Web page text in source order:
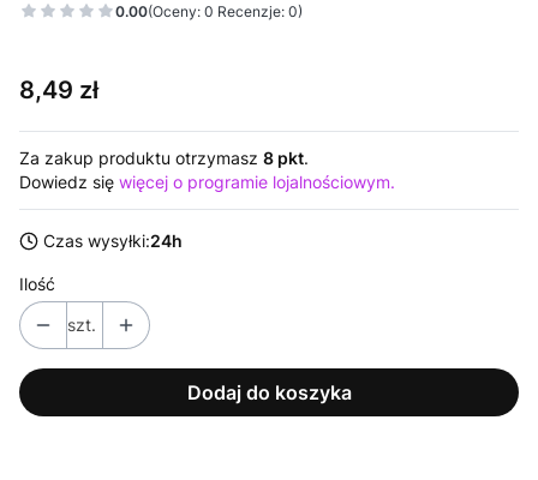
0.00(Oceny: 0 Recenzje: 0)
Cena
8,49 zł
Za zakup produktu otrzymasz 8 pkt.
Dowiedz się więcej o programie lojalnościowym.
Czas wysyłki:24h
Ilość
szt.
Dodaj do koszyka